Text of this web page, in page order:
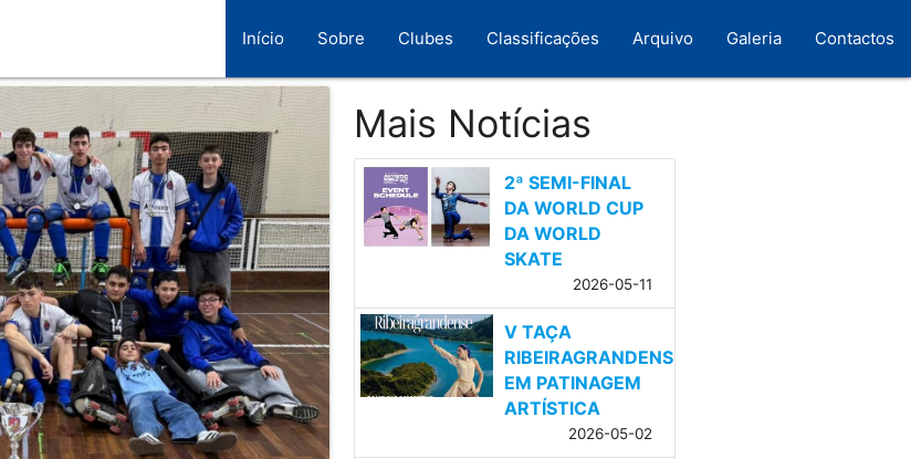
Início Sobre Clubes Classificações Arquivo Galeria Contactos
Mais Notícias
2ª SEMI-FINAL
DA WORLD CUP
DA WORLD
SKATE
2026-05-11
V TAÇA
RIBEIRAGRANDENSE
EM PATINAGEM
ARTÍSTICA
2026-05-02